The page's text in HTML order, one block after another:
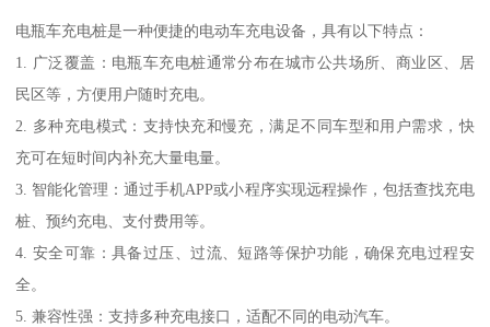
电瓶车充电桩是一种便捷的电动车充电设备，具有以下特点：
1. 广泛覆盖：电瓶车充电桩通常分布在城市公共场所、商业区、居
民区等，方便用户随时充电。
2. 多种充电模式：支持快充和慢充，满足不同车型和用户需求，快
充可在短时间内补充大量电量。
3. 智能化管理：通过手机APP或小程序实现远程操作，包括查找充电
桩、预约充电、支付费用等。
4. 安全可靠：具备过压、过流、短路等保护功能，确保充电过程安
全。
5. 兼容性强：支持多种充电接口，适配不同的电动汽车。